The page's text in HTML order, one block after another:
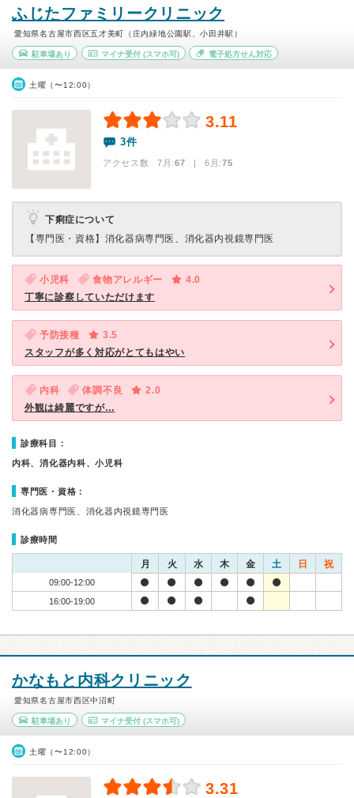
ふじたファミリークリニック
愛知県名古屋市西区五才美町（庄内緑地公園駅、小田井駅）
駐車場あり マイナ受付(スマホ可) 電子処方せん対応
土曜（〜12:00）
3.11
3件
アクセス数 7月:67 | 6月:75
下痢症について
【専門医・資格】 消化器病専門医、消化器内視鏡専門医
小児科 食物アレルギー
4.0
丁寧に診察していただけます
予防接種
3.5
スタッフが多く対応がとてもはやい
内科 体調不良
2.0
外観は綺麗ですが…
診療科目：
内科、消化器内科、小児科
専門医・資格：
消化器病専門医、消化器内視鏡専門医
診療時間
月 火 水 木 金 土 日 祝
09:00-12:00
16:00-19:00
かなもと内科クリニック
愛知県名古屋市西区中沼町
駐車場あり マイナ受付(スマホ可)
土曜（〜12:00）
3.31